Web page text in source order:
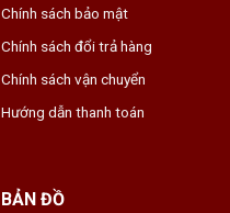
Chính sách bảo mật
Chính sách đổi trả hàng
Chính sách vận chuyển
Hướng dẫn thanh toán
BẢN ĐỒ